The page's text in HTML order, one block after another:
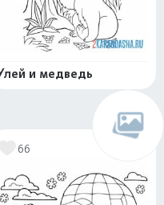
и медведь
66